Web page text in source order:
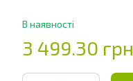
В наявності
3 499.30 грн